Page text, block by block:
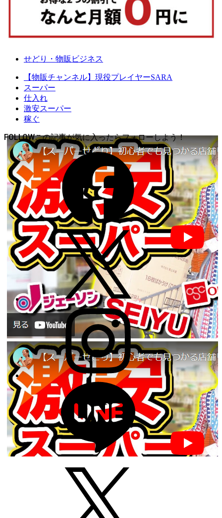
せどり・物販ビジネス
【物販チャンネル】現役プレイヤーSARA
スーパー
仕入れ
激安スーパー
稼ぐ
FOLLOW